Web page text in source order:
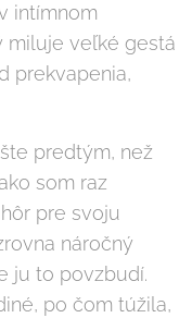
intímnom
miluje veľké gestá
prekvapenia,
predtým, než
som raz
pre svoju
náročný
ju to povzbudí.
po čom túžila,